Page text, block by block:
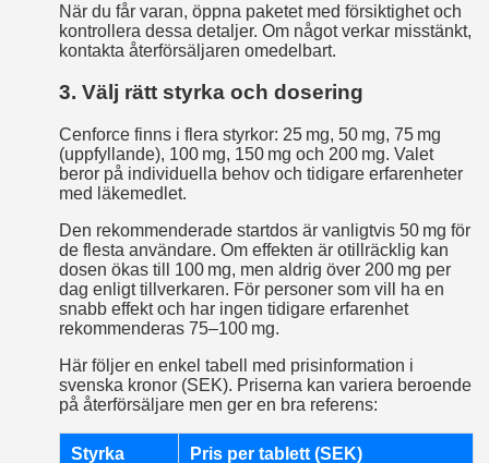
När du får varan, öppna paketet med försiktighet och
kontrollera dessa detaljer. Om något verkar misstänkt,
kontakta återförsäljaren omedelbart.
3. Välj rätt styrka och dosering
Cenforce finns i flera styrkor: 25 mg, 50 mg, 75 mg
(uppfyllande), 100 mg, 150 mg och 200 mg. Valet
beror på individuella behov och tidigare erfarenheter
med läkemedlet.
Den rekommenderade startdos är vanligtvis 50 mg för
de flesta användare. Om effekten är otillräcklig kan
dosen ökas till 100 mg, men aldrig över 200 mg per
dag enligt tillverkaren. För personer som vill ha en
snabb effekt och har ingen tidigare erfarenhet
rekommenderas 75–100 mg.
Här följer en enkel tabell med prisinformation i
svenska kronor (SEK). Priserna kan variera beroende
på återförsäljare men ger en bra referens:
Styrka Pris per tablett (SEK)